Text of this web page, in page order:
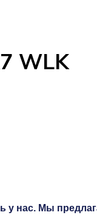
WLK
у нас. Мы